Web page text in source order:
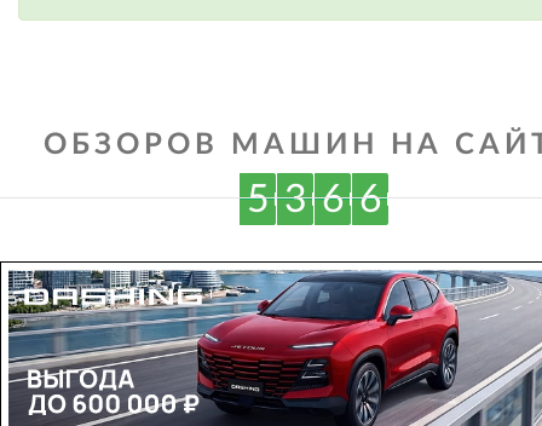
ОБЗОРОВ МАШИН НА
5 3 6 6